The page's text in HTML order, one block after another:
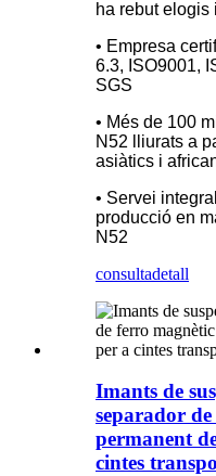
ha rebut elogis
• Empresa
6.3, ISO9001,
SGS
• Més de 100
N52 lliurats a
asiàtics i
• Servei
producció en
N52
consultadetall
Imants de
separador
permanent
cintes